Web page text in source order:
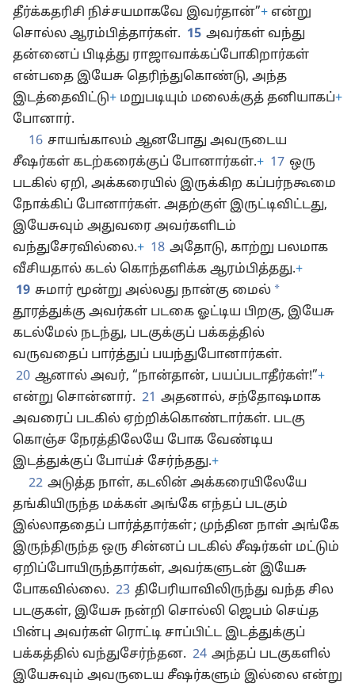
தீர்க்கதரிசி நிச்சயமாகவே இவர்தான்”+ என்று
சொல்ல ஆரம்பித்தார்கள். 15 அவர்கள் வந்து
தன்னைப் பிடித்து ராஜாவாக்கப்போகிறார்கள்
என்பதை இயேசு தெரிந்துகொண்டு, அந்த
இடத்தைவிட்டு+ மறுபடியும் மலைக்குத் தனியாகப்+
போனார்.
16 சாயங்காலம் ஆனபோது அவருடைய
சீஷர்கள் கடற்கரைக்குப் போனார்கள்.+ 17 ஒரு
படகில் ஏறி, அக்கரையில் இருக்கிற கப்பர்நகூமை
நோக்கிப் போனார்கள். அதற்குள் இருட்டிவிட்டது,
இயேசுவும் அதுவரை அவர்களிடம்
வந்துசேரவில்லை.+ 18 அதோடு, காற்று பலமாக
வீசியதால் கடல் கொந்தளிக்க ஆரம்பித்தது.+
19 சுமார் மூன்று அல்லது நான்கு மைல் *
தூரத்துக்கு அவர்கள் படகை ஓட்டிய பிறகு, இயேசு
கடல்மேல் நடந்து, படகுக்குப் பக்கத்தில்
வருவதைப் பார்த்துப் பயந்துபோனார்கள்.
20 ஆனால் அவர், “நான்தான், பயப்படாதீர்கள்!”+
என்று சொன்னார். 21 அதனால், சந்தோஷமாக
அவரைப் படகில் ஏற்றிக்கொண்டார்கள். படகு
கொஞ்ச நேரத்திலேயே போக வேண்டிய
இடத்துக்குப் போய்ச் சேர்ந்தது.+
22 அடுத்த நாள், கடலின் அக்கரையிலேயே
தங்கியிருந்த மக்கள் அங்கே எந்தப் படகும்
இல்லாததைப் பார்த்தார்கள் ; முந்தின நாள் அங்கே
இருந்திருந்த ஒரு சின்னப் படகில் சீஷர்கள் மட்டும்
ஏறிப்போயிருந்தார்கள், அவர்களுடன் இயேசு
போகவில்லை. 23 திபேரியாவிலிருந்து வந்த சில
படகுகள், இயேசு நன்றி சொல்லி ஜெபம் செய்த
பின்பு அவர்கள் ரொட்டி சாப்பிட்ட இடத்துக்குப்
பக்கத்தில் வந்துசேர்ந்தன. 24 அந்தப் படகுகளில்
இயேசுவும் அவருடைய சீஷர்களும் இல்லை என்று